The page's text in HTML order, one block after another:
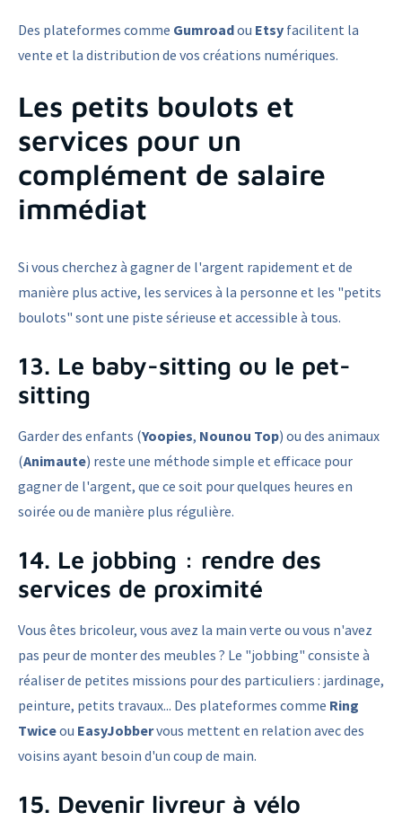
Des plateformes comme Gumroadou Etsy facilitent la
vente et la distribution de vos créations numériques.
Les petits boulots et
services pour un
complément de salaire
immédiat
Si vous cherchez à gagner de l'argent rapidement et de
manière plus active, les services à la personne et les "petits
boulots" sont une piste sérieuse et accessible à tous.
13. Le baby-sitting ou le pet-
sitting
Garder des enfants (Yoopies, Nounou Top) ou des animaux
(Animaute) reste une méthode simple et efficace pour
gagner de l'argent, que ce soit pour quelques heures en
soirée ou de manière plus régulière.
14. Le jobbing : rendre des
services de proximité
Vous êtes bricoleur, vous avez la main verte ou vous n'avez
pas peur de monter des meubles ? Le "jobbing" consiste à
réaliser de petites missions pour des particuliers : jardinage,
peinture, petits travaux... Des plateformes comme Ring
Twiceou EasyJobbervous mettent en relation avec des
voisins ayant besoin d'un coup de main.
15. Devenir livreur à vélo